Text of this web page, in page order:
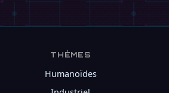
THÈMES
Humanoïdes